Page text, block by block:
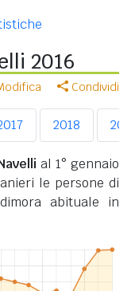
2016
Condividi
2018
al 1° gennaio
le persone di
abituale in